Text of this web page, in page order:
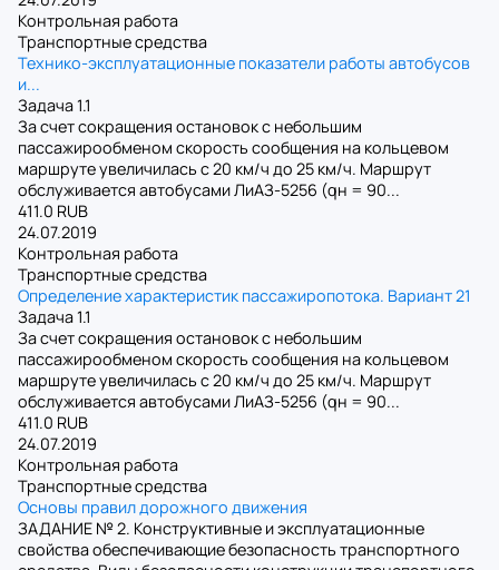
Контрольная работа
Транспортные средства
Технико-эксплуатационные показатели работы автобусов
и...
Задача 1.1
За счет сокращения остановок с небольшим
пассажирообменом скорость сообщения на кольцевом
маршруте увеличилась с 20 км/ч до 25 км/ч. Маршрут
обслуживается автобусами ЛиАЗ-5256 (qн = 90...
411.0 RUB
24.07.2019
Контрольная работа
Транспортные средства
Определение характеристик пассажиропотока. Вариант 21
Задача 1.1
За счет сокращения остановок с небольшим
пассажирообменом скорость сообщения на кольцевом
маршруте увеличилась с 20 км/ч до 25 км/ч. Маршрут
обслуживается автобусами ЛиАЗ-5256 (qн = 90...
411.0 RUB
24.07.2019
Контрольная работа
Транспортные средства
Основы правил дорожного движения
ЗАДАНИЕ № 2. Конструктивные и эксплуатационные
свойства обеспечивающие безопасность транспортного